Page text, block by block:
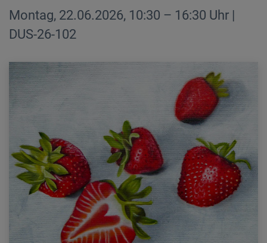
Montag, 22.06.2026, 10:30 – 16:30 Uhr |
DUS-26-102